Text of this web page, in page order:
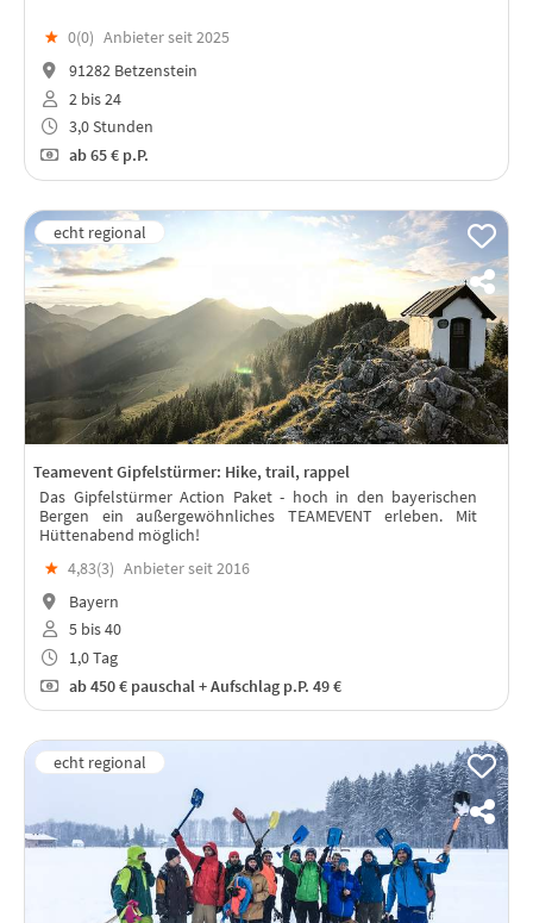
★ 0(0) Anbieter seit 2025
91282 Betzenstein
2 bis 24
3,0 Stunden
ab65 € p.P.
Teamevent Gipfelstürmer: Hike, trail, rappel
Das Gipfelstürmer Action Paket - hoch in den bayerischen
Bergen ein außergewöhnliches TEAMEVENT erleben. Mit
Hüttenabend möglich!
★ 4,83(3) Anbieter seit 2016
Bayern
5 bis 40
1,0 Tag
ab450 € pauschal + Aufschlag p.P. 49 €